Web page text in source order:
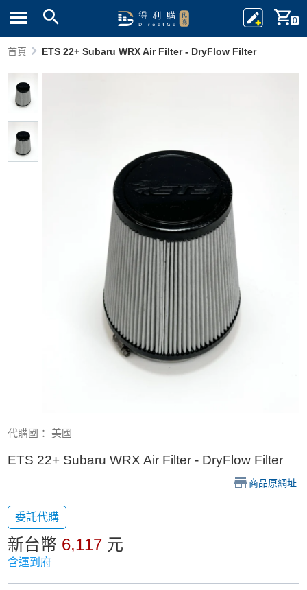
0
首頁 ETS 22+ Subaru WRX Air Filter - DryFlow Filter
代購國： 美國
ETS 22+ Subaru WRX Air Filter - DryFlow Filter
商品原網址
委託代購
新台幣 6,117 元
含運到府